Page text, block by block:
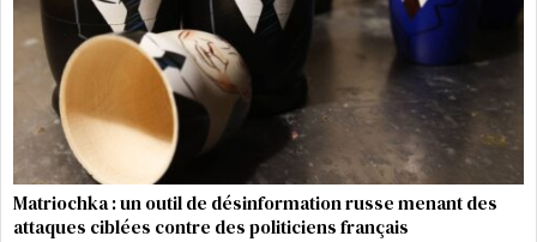
Matriochka : un outil de désinformation russe menant des
attaques ciblées contre des politiciens français